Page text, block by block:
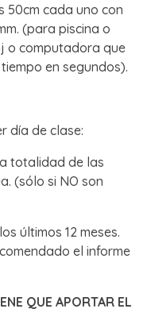
50cm cada uno con
(para piscina o
o computadora que
en segundos).
día de clase:
totalidad de las
(sólo si NO son
últimos 12 meses.
el informe
QUE APORTAR EL